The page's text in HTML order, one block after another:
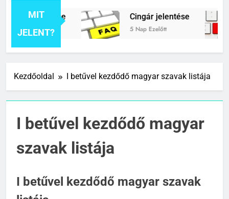
Cingár jelentése
5 Nap Ezelőtt
I betűvel kezdődő magyar
szavak listája
I betűvel kezdődő magyar szavak